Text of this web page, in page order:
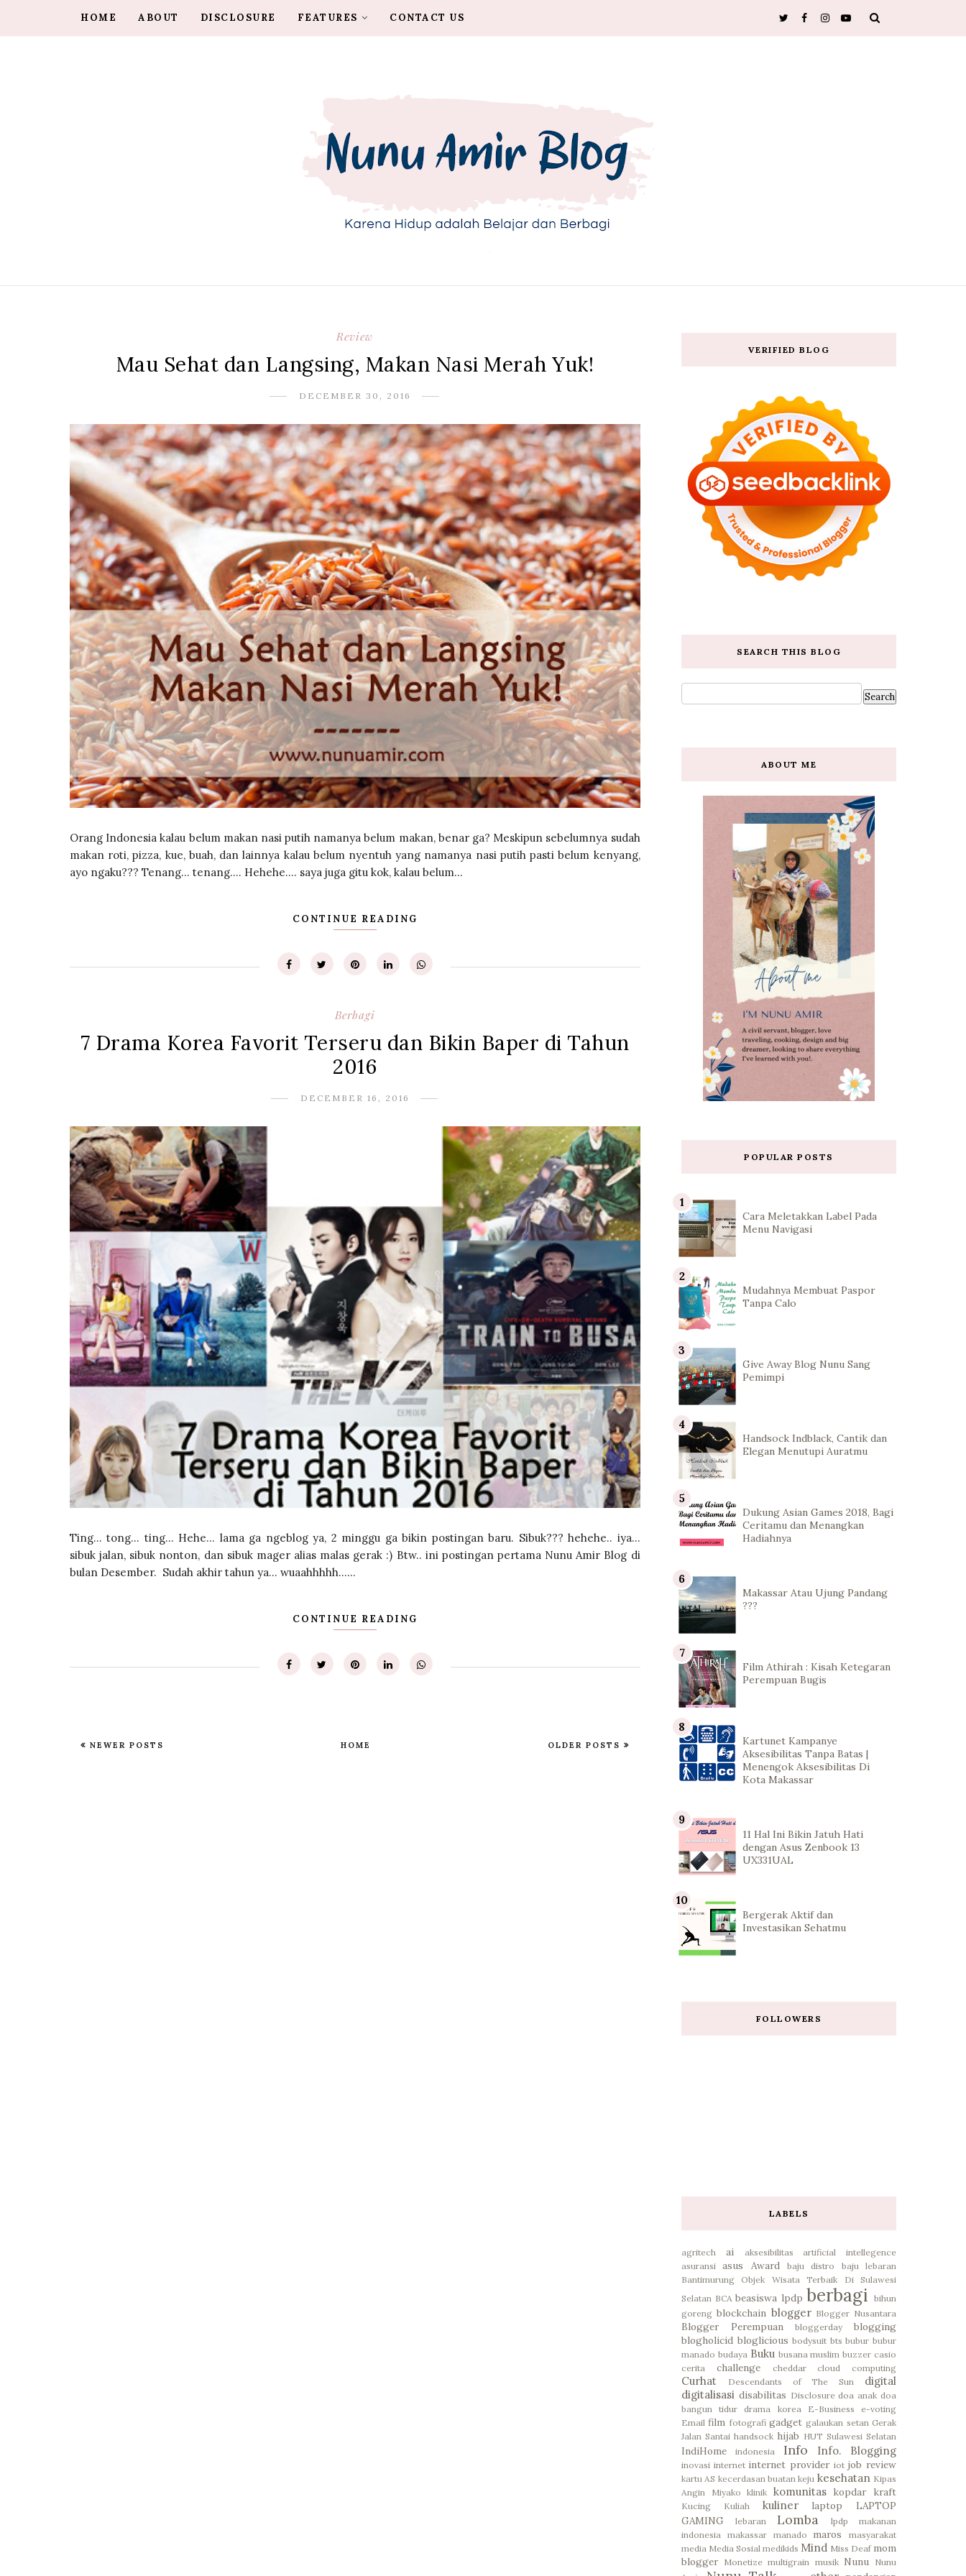
HOME ABOUT DISCLOSURE FEATURES CONTACT US
Review
Mau Sehat dan Langsing, Makan Nasi Merah Yuk!
DECEMBER 30, 2016
Orang Indonesia kalau belum makan nasi putih namanya belum makan, benar ga? Meskipun sebelumnya sudah
makan roti, pizza, kue, buah, dan lainnya kalau belum nyentuh yang namanya nasi putih pasti belum kenyang,
ayo ngaku??? Tenang... tenang.... Hehehe.... saya juga gitu kok, kalau belum...
CONTINUE READING
Berbagi
7 Drama Korea Favorit Terseru dan Bikin Baper di Tahun
2016
DECEMBER 16, 2016
Ting... tong... ting... Hehe... lama ga ngeblog ya, 2 minggu ga bikin postingan baru. Sibuk??? hehehe.. iya...
sibuk jalan, sibuk nonton, dan sibuk mager alias malas gerak :) Btw.. ini postingan pertama Nunu Amir Blog di
bulan Desember. Sudah akhir tahun ya... wuaahhhhh......
CONTINUE READING
NEWER POSTS OLDER POSTS
HOME
VERIFIED BLOG
SEARCH THIS BLOG
ABOUT ME
POPULAR POSTS
Cara Meletakkan Label Pada
Menu Navigasi
Mudahnya Membuat Paspor
Tanpa Calo
Give Away Blog Nunu Sang
Pemimpi
Handsock Indblack, Cantik dan
Elegan Menutupi Auratmu
Dukung Asian Games 2018, Bagi
Ceritamu dan Menangkan
Hadiahnya
Makassar Atau Ujung Pandang
???
Film Athirah : Kisah Ketegaran
Perempuan Bugis
Kartunet Kampanye
Aksesibilitas Tanpa Batas |
Menengok Aksesibilitas Di
Kota Makassar
11 Hal Ini Bikin Jatuh Hati
dengan Asus Zenbook 13
UX331UAL
Bergerak Aktif dan
Investasikan Sehatmu
FOLLOWERS
LABELS
agritech ai aksesibilitas
artificial intellegence
asuransi
asus Award baju distro
baju lebaran
Bantimurung Objek Wisata Terbaik Di Sulawesi
Selatan BCA beasiswa lpdp berbagi
bihun
goreng blockchain blogger Blogger Nusantara
Blogger Perempuan bloggerday
blogging
blogholicid bloglicious bodysuit bts bubur bubur
manado budaya Buku busana muslim buzzer casio
cerita
challenge cheddar cloud computing
Curhat Descendants of The Sun
digital
digitalisasi disabilitas Disclosure doa anak doa
bangun tidur
drama korea E-Business
e-voting
Email film fotografi gadget galaukan setan Gerak
Jalan Santai handsock hijab HUT Sulawesi Selatan
IndiHome indonesia Info Info. Blogging
inovasi internet internet provider iot job review
kartu AS kecerdasan buatan keju kesehatan Kipas
Angin Miyako
klinik komunitas kopdar kraft
Kucing Kuliah kuliner laptop
LAPTOP
GAMING
lebaran Lomba lpdp
makanan
indonesia
makassar manado maros
masyarakat
media Media Sosial medikids Mind Miss Deaf mom
blogger Monetize multigrain musik Nunu
Nunu